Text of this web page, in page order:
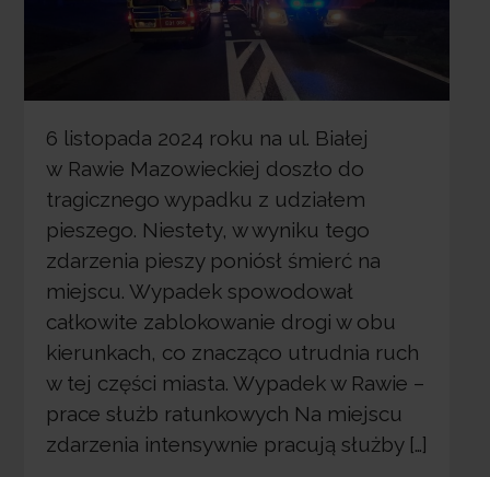
6 listopada 2024 roku na ul. Białej
w Rawie Mazowieckiej doszło do
tragicznego wypadku z udziałem
pieszego. Niestety, w wyniku tego
zdarzenia pieszy poniósł śmierć na
miejscu. Wypadek spowodował
całkowite zablokowanie drogi w obu
kierunkach, co znacząco utrudnia ruch
w tej części miasta. Wypadek w Rawie –
prace służb ratunkowych Na miejscu
zdarzenia intensywnie pracują służby […]